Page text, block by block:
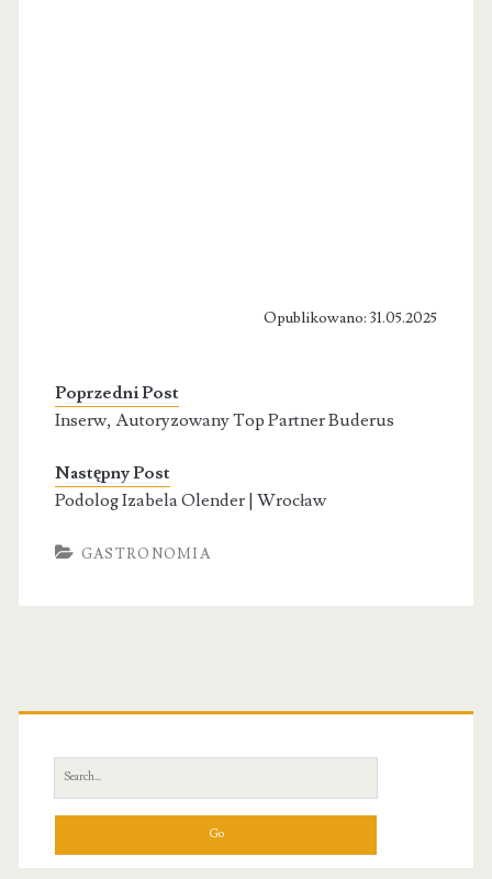
Opublikowano: 31.05.2025
Poprzedni Post
Inserw, Autoryzowany Top Partner Buderus
Następny Post
Podolog Izabela Olender | Wrocław
GASTRONOMIA
Primary
Sidebar
Search
for: